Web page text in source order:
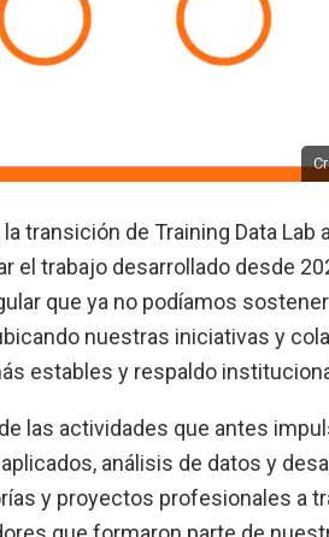
transición de Training Data Lab
el trabajo desarrollado desde
que ya no podíamos
nuestras iniciativas y
estables y respaldo
las actividades que antes
análisis de datos y
y proyectos profesionales a